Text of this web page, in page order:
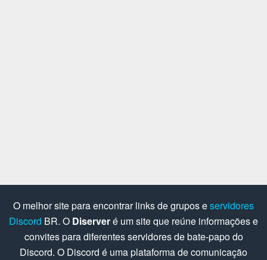
O melhor site para encontrar links de grupos eservidores
Discord BR. O Diserveré um site que reúne informações e
convites para diferentes servidores de bate-papo do
Discord. O Discord é uma plataforma de comunicação